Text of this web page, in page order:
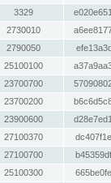
3329
2730010
2790050
25100100
23700700
23700200
23900600
27100370
27100700
25100300